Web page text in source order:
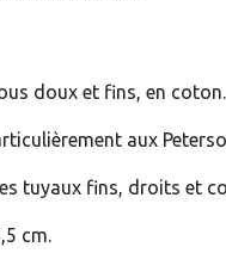
doux et fins, en coton.
aux
tuyaux fins, droits et
cm.